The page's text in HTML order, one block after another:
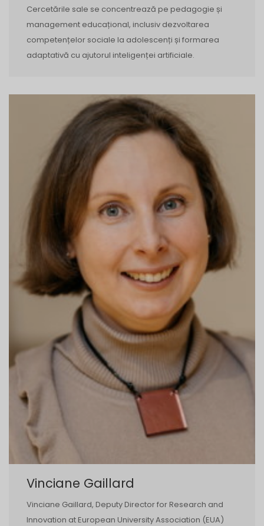
Cercetările sale se concentrează pe pedagogie și
management educațional, inclusiv dezvoltarea
competențelor sociale la adolescenți și formarea
adaptativă cu ajutorul inteligenței artificiale.
Vinciane Gaillard
Vinciane Gaillard, Deputy Director for Research and
Innovation at European University Association (EUA)